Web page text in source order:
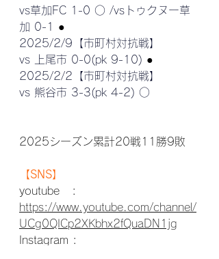
vs草加FC 1-0 ○ /vsトゥクヌー草
加 0-1 ●
2025/2/9【市町村対抗戦】
vs 上尾市 0-0(pk 9-10) ●
2025/2/2【市町村対抗戦】
vs 熊谷市 3-3(pk 4-2) ○
2025シーズン累計20戦11勝9敗
【SNS】
youtube   :
https://www.youtube.com/channel/
UCg0QICp2XKbhx2fQuaDN1jg
Instagram :